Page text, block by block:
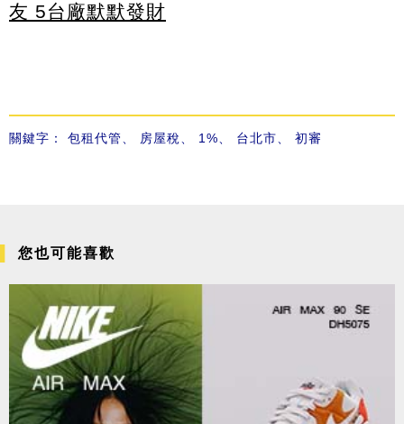
友 5台廠默默發財
關鍵字： 包租代管、 房屋稅、 1%、 台北市、 初審
您也可能喜歡